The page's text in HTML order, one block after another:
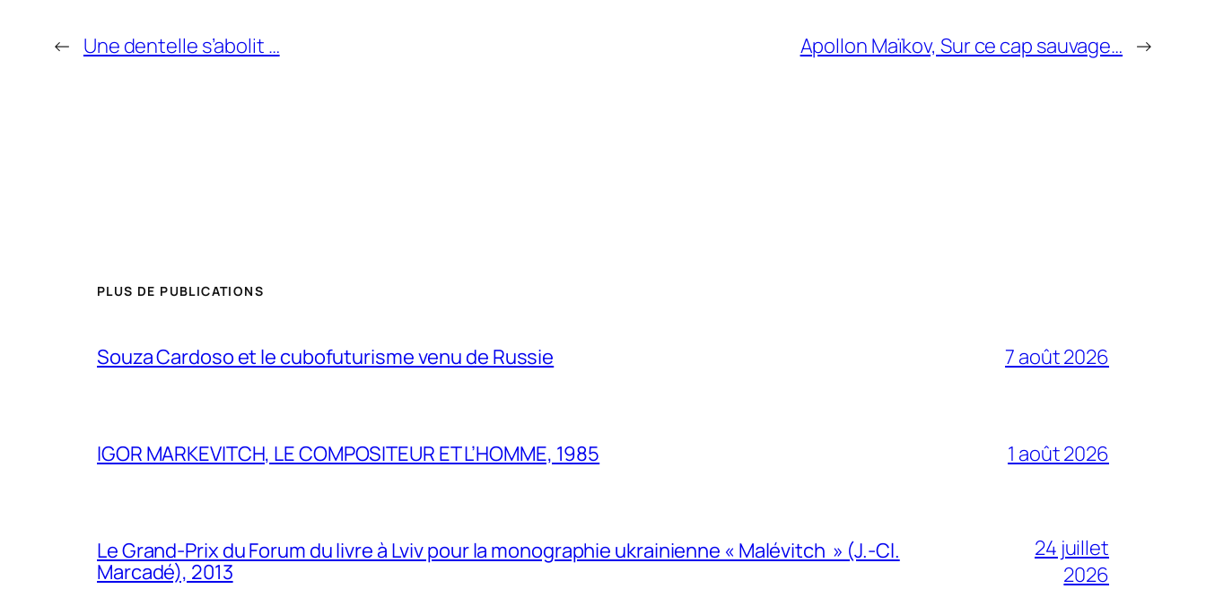
← Une dentelle s’abolit … Apollon Maïkov, Sur ce cap sauvage… →
PLUS DE PUBLICATIONS
Souza Cardoso et le cubofuturisme venu de Russie 7 août 2026
IGOR MARKEVITCH, LE COMPOSITEUR ET L’HOMME, 1985 1 août 2026
Le Grand-Prix du Forum du livre à Lviv pour la monographie ukrainienne « Malévitch » (J.-Cl.
Marcadé), 2013
24 juillet
2026